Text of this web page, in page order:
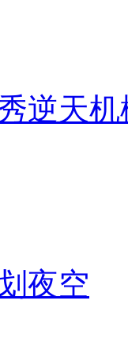
逆天机
夜空